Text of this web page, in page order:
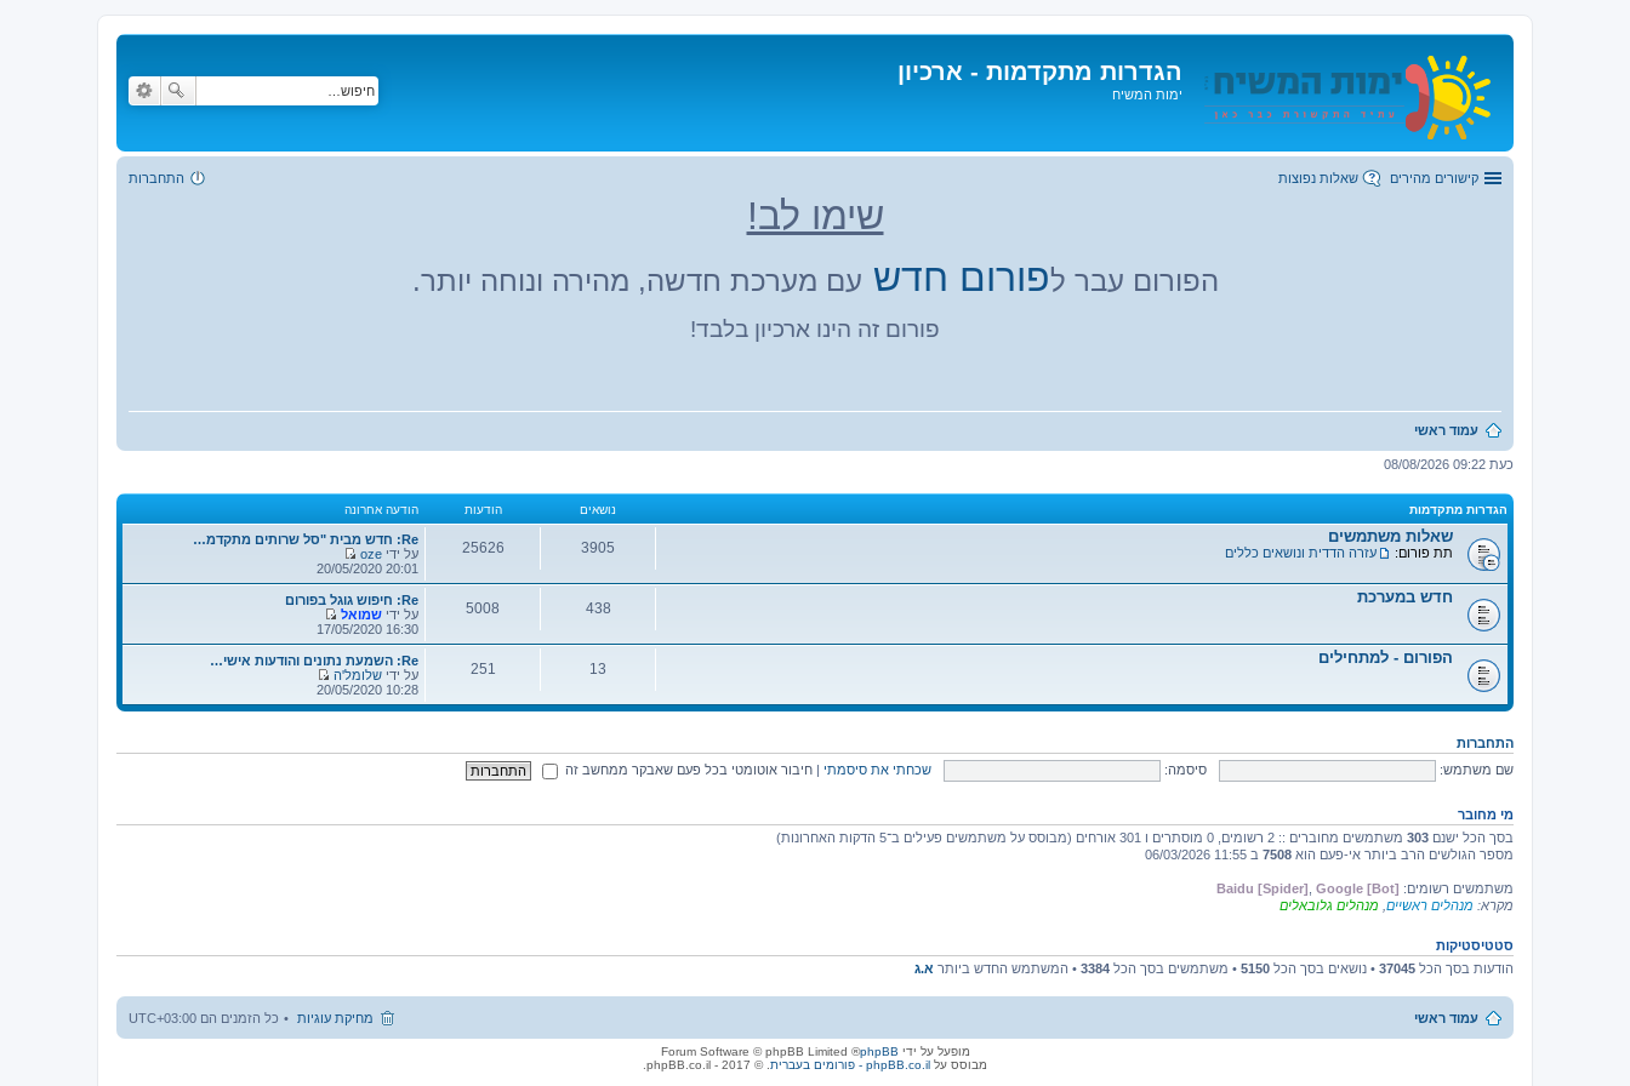
הגדרות מתקדמות - ארכיון
ימות המשיח
קישורים מהירים שאלות נפוצות התחברות
שימו לב!
הפורום עבר לפורום חדש עם מערכת חדשה, מהירה ונוחה יותר.
פורום זה הינו ארכיון בלבד!
עמוד ראשי
כעת 09:22 08/08/2026
הגדרות מתקדמות נושאים הודעות הודעה אחרונה
שאלות משתמשים
תת פורום: עזרה הדדית ונושאים כללים 3905
25626
Re: חדש מבית "סל שרותים מתקדמ…
על ידי oze
צ
פ
ה
ב
ה
ו
ע
ה
ה
א
ו
20:01 20/05/2020
חדש במערכת
438
5008
Re: חיפוש גוגל בפורום
על ידי שמואל
צ
פ
ה
ב
ה
ו
ד
ה
נ
16:30 17/05/2020
הפורום - למתחילים
13
251
Re: השמעת נתונים והודעות אישי…
על ידי שלומל'ה
פ
ה
10:28 20/05/2020
התחברות
שם משתמש:
סיסמה: שכחתי את סיסמתי | חיבור אוטומטי בכל פעם שאבקר ממחשב זה
מי מחובר
בסך הכל ישנם 303 משתמשים מחוברים :: 2 רשומים, 0 מוסתרים ו 301 אורחים (מבוסס על משתמשים פעילים ב־5 הדקות האחרונות)
מספר הגולשים הרב ביותר אי-פעם הוא 7508 ב 11:55 06/03/2026
משתמשים רשומים: Baidu [Spider] Google [Bot]
מקרא: מנהלים ראשיים מנהלים גלובאלים
סטטיסטיקות
הודעות בסך הכל 37045 • נושאים בסך הכל 5150 • משתמשים בסך הכל 3384 • המשתמש החדש ביותר א.ג
עמוד ראשי כל הזמנים הם UTC+03:00 מחיקת עוגיות
מופעל על ידי phpBB
® Forum Software © phpBB Limited
מבוסס על phpBB.co.il - פורומים בעברית . © 2017 - phpBB.co.il.